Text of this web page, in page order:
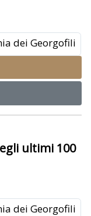
dei Georgofili
ultimi 100
dei Georgofili